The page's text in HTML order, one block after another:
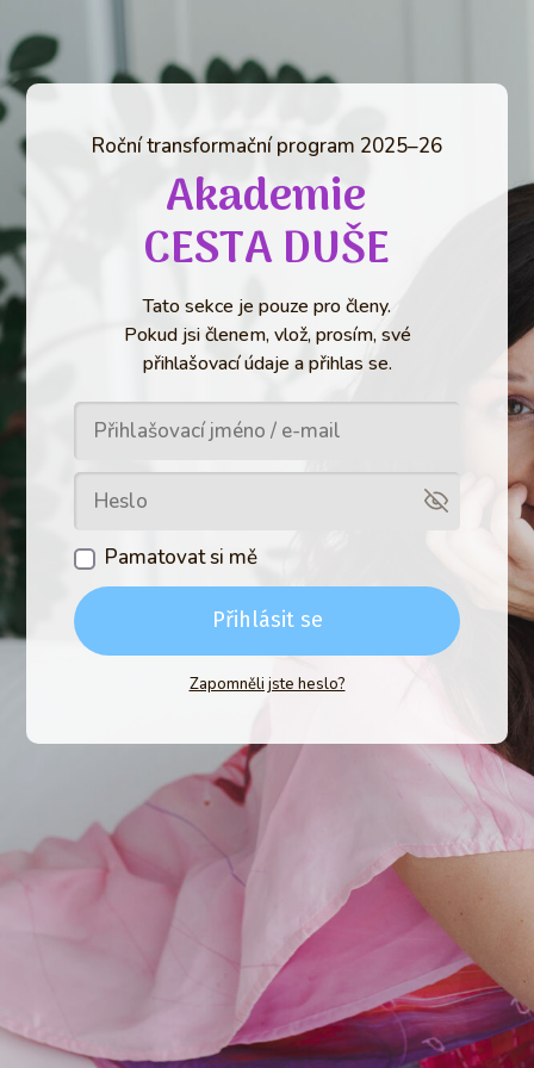
Roční transformační program 2025–26
Akademie
CESTA DUŠE
Tato sekce je pouze pro členy.
Pokud jsi členem, vlož, prosím, své
přihlašovací údaje a přihlas se.
Pamatovat si mě
Přihlásit se
Zapomněli jste heslo?